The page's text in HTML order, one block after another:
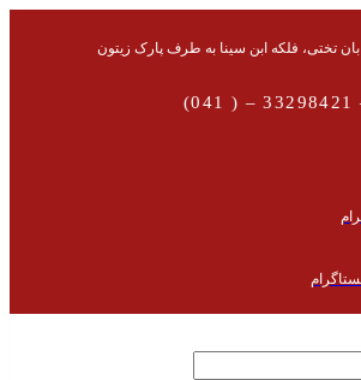
تختی، فلکه ابن سینا به طرف پارک زیتون